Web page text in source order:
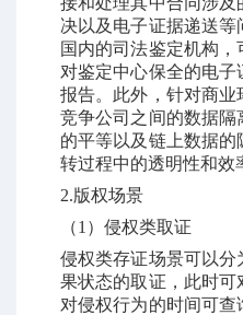
决以及电子证据递送
国内的司法鉴定机构，
对鉴定中心保全的电
报告。此外，针对商
竞争公司之间的数据
的平等以及链上数据
转过程中的透明性和效
2.版权场景
（1 ）侵权类取证
侵权类存证场景可以
果状态的取证，此时可
对侵权行为的时间可